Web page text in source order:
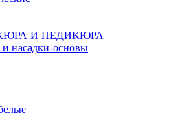
И ПЕДИКЮРА
насадки-основы